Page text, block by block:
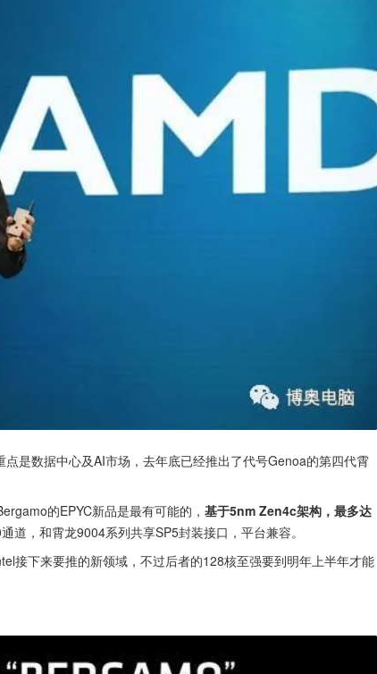
是数据中心及AI市场，去年底已经推出了代号Genoa的第四代霄
的EPYC新品是最有可能的， 基于5nm Zen4c架构，最多达
道，和霄龙9004系列共享SP5封装接口，平台兼容。
接下来要推的新领域，不过后者的128核至强要到明年上半年才能